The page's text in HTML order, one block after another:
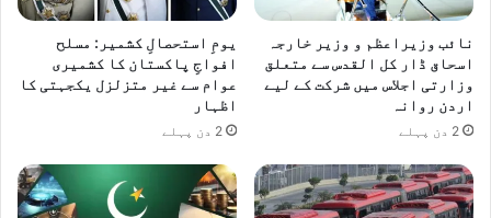
نائب وزیراعظم و وزیر خارجہ
اسحاق ڈار کل القدس سے متعلق
وزارتی اجلاس میں شرکت کے لیے
اردن روانہ
2 دن پہلے
یومِ استحصالِ کشمیر: مسلح
افواجِ پاکستان کا کشمیری
عوام سے غیر متزلزل یکجہتی کا
اظہار
2 دن پہلے